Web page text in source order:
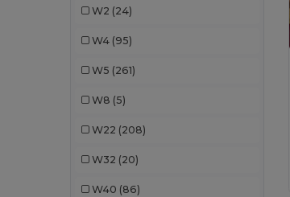
W2 (24)
W4 (95)
W5 (261)
W8 (5)
W22 (208)
W32 (20)
W40 (86)